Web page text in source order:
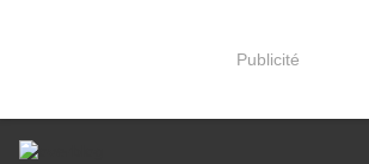
Publicité